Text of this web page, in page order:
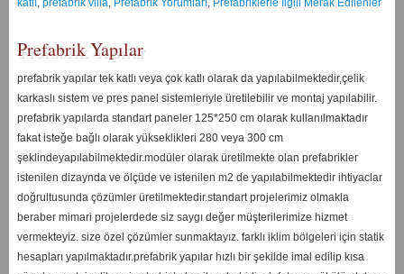
katlı, prefabrik villa, Prefabrik Yorumları, Prefabriklerle İlgili Merak Edilenler
Prefabrik Yapılar
prefabrik yapılar tek katlı veya çok katlı olarak da yapılabilmektedir,çelik
karkaslı sistem ve pres panel sistemleriyle üretilebilir ve montaj yapılabilir.
prefabrik yapılarda standart paneler 125*250 cm olarak kullanılmaktadır
fakat isteğe bağlı olarak yükseklikleri 280 veya 300 cm
şeklindeyapılabilmektedir.modüler olarak üretilmekte olan prefabrikler
istenilen dizaynda ve ölçüde ve istenilen m2 de yapılabilmektedir ihtiyaclar
doğrultusunda çözümler üretilmektedir.standart projelerimiz olmakla
beraber mimari projelerdede siz saygı değer müşterilerimize hizmet
vermekteyiz. size özel çözümler sunmaktayız. farklı iklim bölgeleri için statik
hesapları yapılmaktadır.prefabrik yapılar hızlı bir şekilde imal edilip kısa